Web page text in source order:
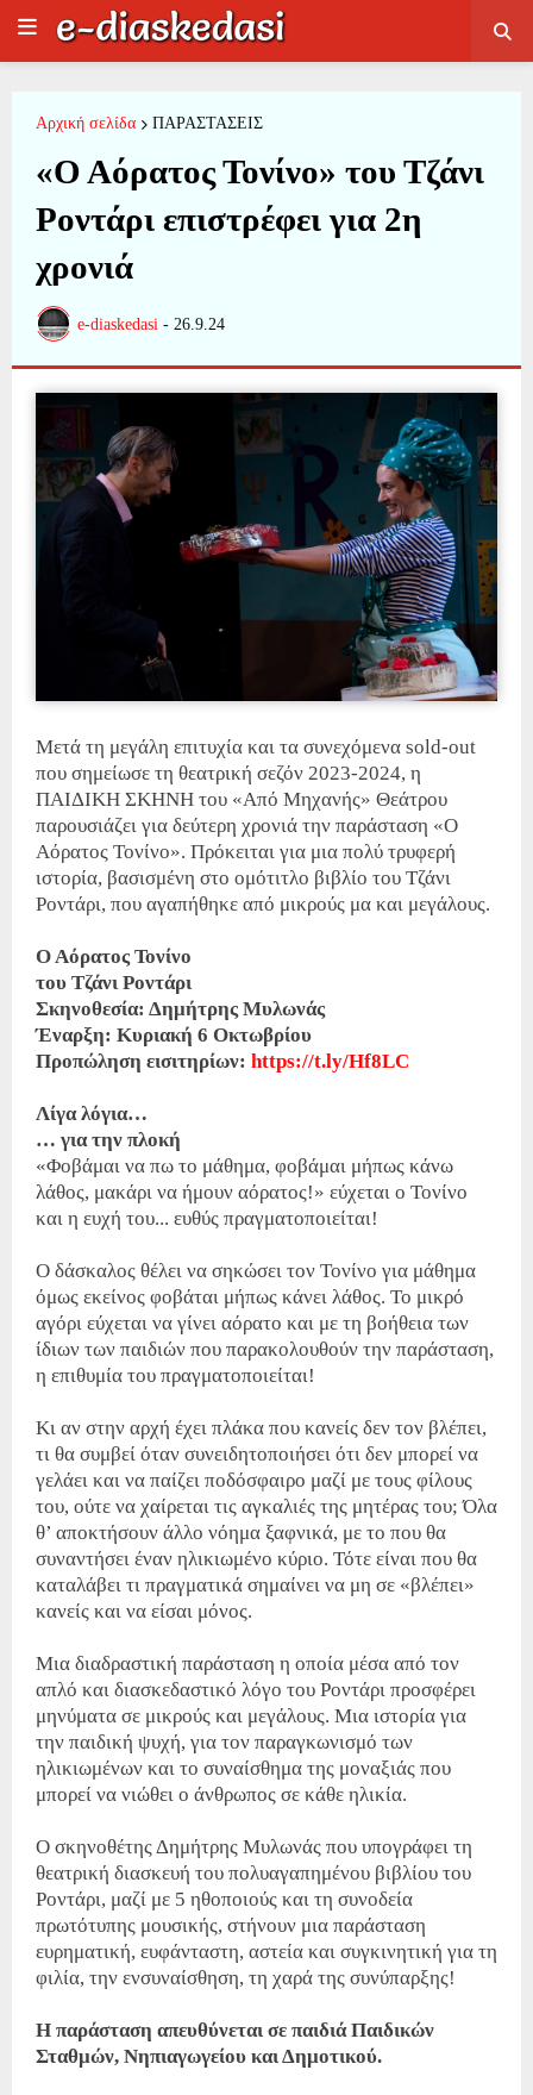
Αρχική σελίδα ΠΑΡΑΣΤΑΣΕΙΣ
«Ο Αόρατος Τονίνο» του Τζάνι
Ροντάρι επιστρέφει για 2η
χρονιά
e-diaskedasi - 26.9.24
Μετά τη μεγάλη επιτυχία και τα συνεχόμενα sold-out
που σημείωσε τη θεατρική σεζόν 2023-2024, η
ΠΑΙΔΙΚΗ ΣΚΗΝΗ του «Από Μηχανής» Θεάτρου
παρουσιάζει για δεύτερη χρονιά την παράσταση «Ο
Αόρατος Τονίνο». Πρόκειται για μια πολύ τρυφερή
ιστορία, βασισμένη στο ομότιτλο βιβλίο του Τζάνι
Ροντάρι, που αγαπήθηκε από μικρούς μα και μεγάλους.
Ο Αόρατος Τονίνο
του Τζάνι Ροντάρι
Σκηνοθεσία: Δημήτρης Μυλωνάς
Έναρξη: Κυριακή 6 Οκτωβρίου
Προπώληση εισιτηρίων: https://t.ly/Hf8LC
Λίγα λόγια…
… για την πλοκή
«Φοβάμαι να πω το μάθημα, φοβάμαι μήπως κάνω
λάθος, μακάρι να ήμουν αόρατος!» εύχεται ο Τονίνο
και η ευχή του... ευθύς πραγματοποιείται!
Ο δάσκαλος θέλει να σηκώσει τον Τονίνο για μάθημα
όμως εκείνος φοβάται μήπως κάνει λάθος. Το μικρό
αγόρι εύχεται να γίνει αόρατο και με τη βοήθεια των
ίδιων των παιδιών που παρακολουθούν την παράσταση,
η επιθυμία του πραγματοποιείται!
Κι αν στην αρχή έχει πλάκα που κανείς δεν τον βλέπει,
τι θα συμβεί όταν συνειδητοποιήσει ότι δεν μπορεί να
γελάει και να παίζει ποδόσφαιρο μαζί με τους φίλους
του, ούτε να χαίρεται τις αγκαλιές της μητέρας του; Όλα
θ’ αποκτήσουν άλλο νόημα ξαφνικά, με το που θα
συναντήσει έναν ηλικιωμένο κύριο. Τότε είναι που θα
καταλάβει τι πραγματικά σημαίνει να μη σε «βλέπει»
κανείς και να είσαι μόνος.
Μια διαδραστική παράσταση η οποία μέσα από τον
απλό και διασκεδαστικό λόγο του Ροντάρι προσφέρει
μηνύματα σε μικρούς και μεγάλους. Μια ιστορία για
την παιδική ψυχή, για τον παραγκωνισμό των
ηλικιωμένων και το συναίσθημα της μοναξιάς που
μπορεί να νιώθει ο άνθρωπος σε κάθε ηλικία.
Ο σκηνοθέτης Δημήτρης Μυλωνάς που υπογράφει τη
θεατρική διασκευή του πολυαγαπημένου βιβλίου του
Ροντάρι, μαζί με 5 ηθοποιούς και τη συνοδεία
πρωτότυπης μουσικής, στήνουν μια παράσταση
ευρηματική, ευφάνταστη, αστεία και συγκινητική για τη
φιλία, την ενσυναίσθηση, τη χαρά της συνύπαρξης!
Η παράσταση απευθύνεται σε παιδιά Παιδικών
Σταθμών, Νηπιαγωγείου και Δημοτικού.